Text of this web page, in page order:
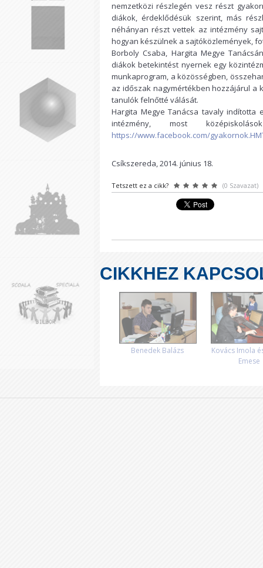
nemzetközi részlegén vesz részt
diákok, érdeklődésük szerint, más
néhányan részt vettek az intézmény
hogyan készülnek a sajtóközlemények,
Borboly Csaba, Hargita Megye
diákok betekintést nyernek egy
munkaprogram, a közösségben,
az időszak nagymértékben hozzájárul a
tanulók felnőtté válását.
Hargita Megye Tanácsa tavaly indította
intézmény, most
https://www.facebook.com/
Csíkszereda, 2014. június 18.
Tetszett ez a cikk? (0 Szavazat)
CIKKHEZ
Benedek Balázs
Kovács Imola
Emese